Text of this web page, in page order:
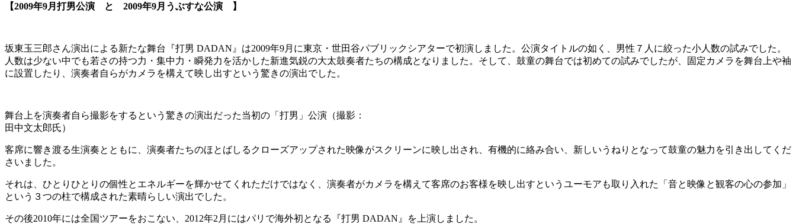
【2009年9月打男公演 と 2009年9月うぶすな公演 】
坂東玉三郎さん演出による新たな舞台『打男 DADAN』は2009年9月に東京・世田谷パブリックシアターで初演しました。公演タイトルの如く、男性７人に絞った小人数の試みでした。
人数は少ない中でも若さの持つ力・集中力・瞬発力を活かした新進気鋭の大太鼓奏者たちの構成となりました。そして、鼓童の舞台では初めての試みでしたが、固定カメラを舞台上や袖
に設置したり、演奏者自らがカメラを構えて映し出すという驚きの演出でした。
舞台上を演奏者自ら撮影をするという驚きの演出だった当初の「打男」公演（撮影：
田中文太郎氏）
客席に響き渡る生演奏とともに、演奏者たちのほとばしるクローズアップされた映像がスクリーンに映し出され、有機的に絡み合い、新しいうねりとなって鼓童の魅力を引き出してくだ
さいました。
それは、ひとりひとりの個性とエネルギーを輝かせてくれただけではなく、演奏者がカメラを構えて客席のお客様を映し出すというユーモアも取り入れた「音と映像と観客の心の参加」
という３つの柱で構成された素晴らしい演出でした。
その後2010年には全国ツアーをおこない、2012年2月にはパリで海外初となる『打男 DADAN』を上演しました。